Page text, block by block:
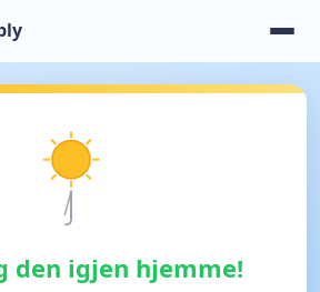
den igjen hjemme!